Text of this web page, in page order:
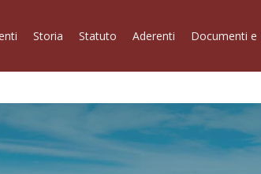
Storia Statuto Aderenti Documenti e